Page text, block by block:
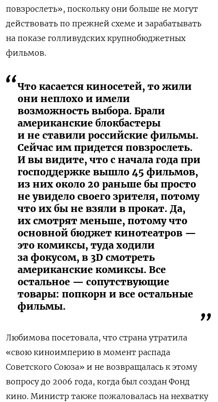
повзрослеть», поскольку они больше не могут
действовать по прежней схеме и зарабатывать
на показе голливудских крупнобюджетных
фильмов.
Что касается киносетей, то жили
они неплохо и имели
возможность выбора. Брали
американские блокбастеры
и не ставили российские фильмы.
Сейчас им придется повзрослеть.
И вы видите, что с начала года при
господдержке вышло 45 фильмов,
из них около 20 раньше бы просто
не увидело своего зрителя, потому
что их бы не взяли в прокат. Да,
их смотрят меньше, потому что
основной бюджет кинотеатров —
это комиксы, туда ходили
за фокусом, в 3D смотреть
американские комиксы. Все
остальное — сопутствующие
товары: попкорн и все остальные
фильмы.
Любимова посетовала, что страна утратила
«свою киноимперию в момент распада
Советского Союза» и не возвращалась к этому
вопросу до 2006 года, когда был создан Фонд
кино. Министр также пожаловалась на нехватку